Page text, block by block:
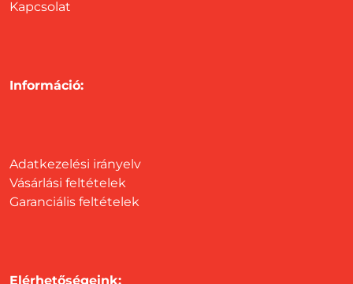
Kapcsolat
Információ:
Adatkezelési irányelv
Vásárlási feltételek
Garanciális feltételek
Elérhetőségeink: